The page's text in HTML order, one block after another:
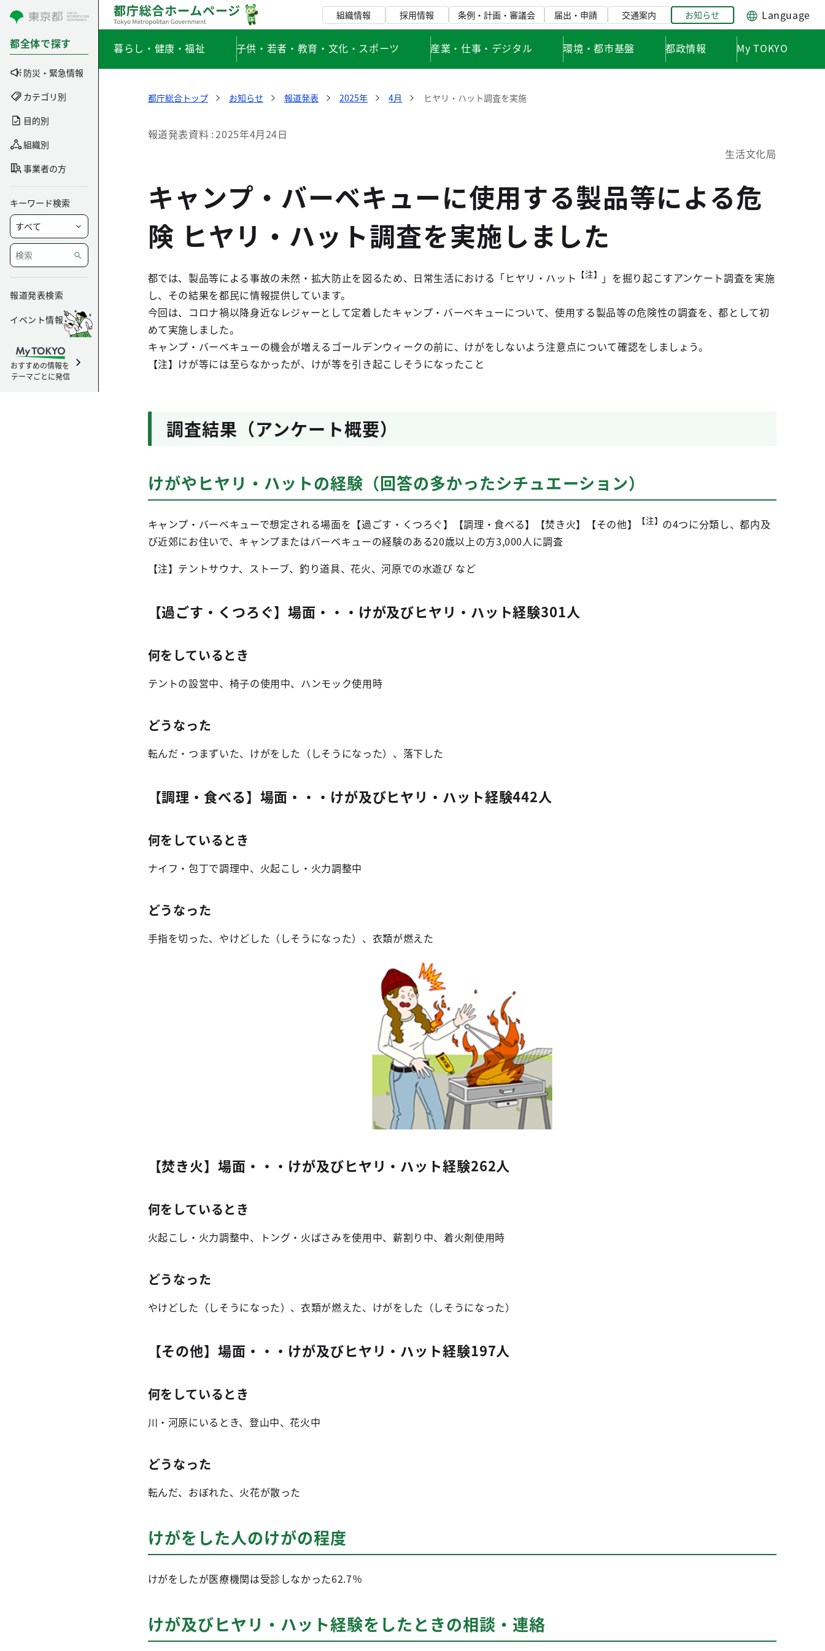
コンテンツにスキップ
都全体で探す
防災・緊急情報
カテゴリ別
目的別
組織別
事業者の方
キーワード検索
報道発表検索
イベント情報
おすすめの情報を
テーマごとに発信
組織情報 採用情報 条例・計画・審議会 届出・申請 交通案内 お知らせ Language
暮らし・健康・福祉 子供・若者・教育・文化・スポーツ 産業・仕事・デジタル 環境・都市基盤 都政情報 My TOKYO
都庁総合トップ お知らせ 報道発表 2025年 4月 ヒヤリ・ハット調査を実施
報道発表資料 2025年4月24日
生活文化局
キャンプ・バーベキューに使用する製品等による危
険 ヒヤリ・ハット調査を実施しました
都では、製品等による事故の未然・拡大防止を図るため、日常生活における「ヒヤリ・ハット 【注】
」を掘り起こすアンケート調査を実施
し、その結果を都民に情報提供しています。
今回は、コロナ禍以降身近なレジャーとして定着したキャンプ・バーベキューについて、使用する製品等の危険性の調査を、都として初
めて実施しました。
キャンプ・バーベキューの機会が増えるゴールデンウィークの前に、けがをしないよう注意点について確認をしましょう。
【注】けが等には至らなかったが、けが等を引き起こしそうになったこと
調査結果（アンケート概要）
けがやヒヤリ・ハットの経験（回答の多かったシチュエーション）
キャンプ・バーベキューで想定される場面を【過ごす・くつろぐ】【調理・食べる】【焚き火】【その他】 【注】 の4つに分類し、都内及
び近郊にお住いで、キャンプまたはバーベキューの経験のある20歳以上の方3,000人に調査
【注】テントサウナ、ストーブ、釣り道具、花火、河原での水遊び など
【過ごす・くつろぐ】場面・・・けが及びヒヤリ・ハット経験301人
何をしているとき
テントの設営中、椅子の使用中、ハンモック使用時
どうなった
転んだ・つまずいた、けがをした（しそうになった）、落下した
【調理・食べる】場面・・・けが及びヒヤリ・ハット経験442人
何をしているとき
ナイフ・包丁で調理中、火起こし・火力調整中
どうなった
手指を切った、やけどした（しそうになった）、衣類が燃えた
【焚き火】場面・・・けが及びヒヤリ・ハット経験262人
何をしているとき
火起こし・火力調整中、トング・火ばさみを使用中、薪割り中、着火剤使用時
どうなった
やけどした（しそうになった）、衣類が燃えた、けがをした（しそうになった）
【その他】場面・・・けが及びヒヤリ・ハット経験197人
何をしているとき
川・河原にいるとき、登山中、花火中
どうなった
転んだ、おぼれた、火花が散った
けがをした人のけがの程度
けがをしたが医療機関は受診しなかった62.7％
けが及びヒヤリ・ハット経験をしたときの相談・連絡